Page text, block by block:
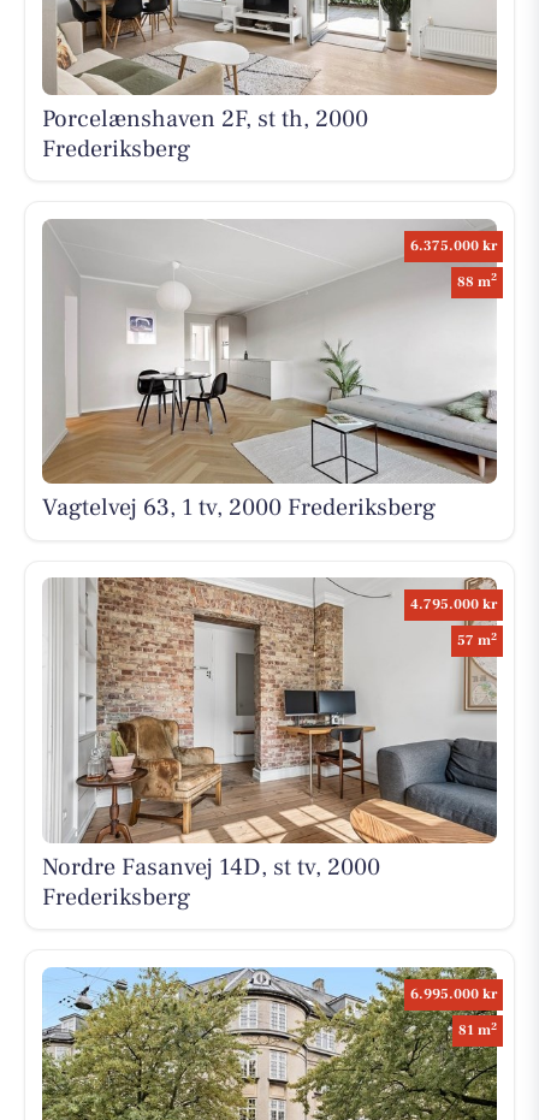
Porcelænshaven 2F, st th, 2000
Frederiksberg
6.375.000 kr
88 m2
Vagtelvej 63, 1 tv, 2000 Frederiksberg
4.795.000 kr
57 m2
Nordre Fasanvej 14D, st tv, 2000
Frederiksberg
6.995.000 kr
81 m2